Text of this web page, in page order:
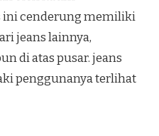
ini cenderung memiliki
jeans lainnya,
di atas pusar. jeans
penggunanya terlihat